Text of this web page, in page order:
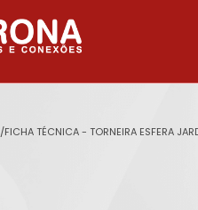
/FICHA TÉCNICA - TORNEIRA ESFERA